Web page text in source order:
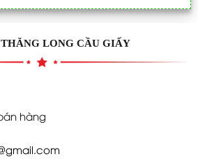
LONG CẦU GIẤY
hàng